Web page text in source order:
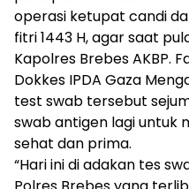
operasi ketupat candi
fitri 1443 H, agar saat
Kapolres Brebes AKBP.
Dokkes IPDA Gaza
test swab tersebut
swab antigen lagi untuk
sehat dan prima.
“Hari ini di adakan tes